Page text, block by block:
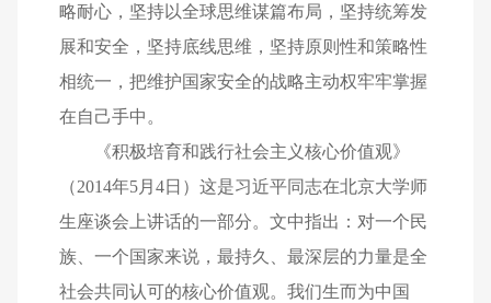
略耐心，坚持以全球思维谋篇布局，坚持统筹发
展和安全，坚持底线思维，坚持原则性和策略性
相统一，把维护国家安全的战略主动权牢牢掌握
在自己手中。
《积极培育和践行社会主义核心价值观》
（2014年5月4日）这是习近平同志在北京大学师
生座谈会上讲话的一部分。文中指出：对一个民
族、一个国家来说，最持久、最深层的力量是全
社会共同认可的核心价值观。我们生而为中国